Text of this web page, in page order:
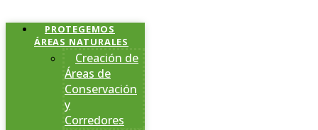
PROTEGEMOS
ÁREAS NATURALES
Creación de
Áreas de
Conservación
y
Corredores